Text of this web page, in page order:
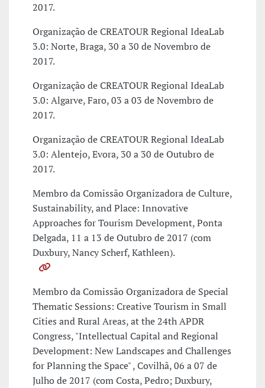
2017.
Organização de CREATOUR Regional IdeaLab
3.0: Norte, Braga, 30 a 30 de Novembro de
2017.
Organização de CREATOUR Regional IdeaLab
3.0: Algarve, Faro, 03 a 03 de Novembro de
2017.
Organização de CREATOUR Regional IdeaLab
3.0: Alentejo, Evora, 30 a 30 de Outubro de
2017.
Membro da Comissão Organizadora de Culture,
Sustainability, and Place: Innovative
Approaches for Tourism Development, Ponta
Delgada, 11 a 13 de Outubro de 2017 (com
Duxbury, Nancy Scherf, Kathleen).
Membro da Comissão Organizadora de Special
Thematic Sessions: Creative Tourism in Small
Cities and Rural Areas, at the 24th APDR
Congress, "Intellectual Capital and Regional
Development: New Landscapes and Challenges
for Planning the Space" , Covilhã, 06 a 07 de
Julho de 2017 (com Costa, Pedro; Duxbury,